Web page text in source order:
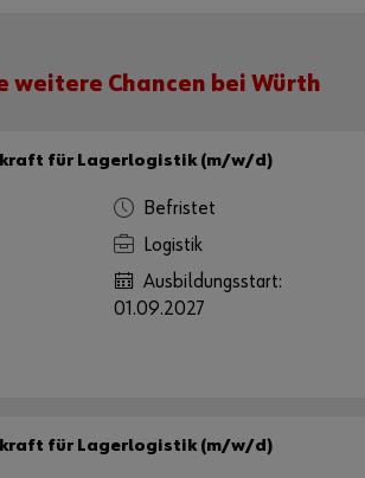
weitere Chancen bei Würth
für Lagerlogistik (m/w/d)
Befristet
Logistik
Ausbildungsstart:
01.09.2027
für Lagerlogistik (m/w/d)